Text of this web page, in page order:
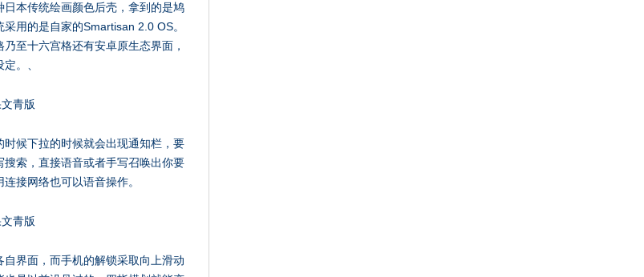
本传统绘画颜色后壳，拿到的是鸠
用的是自家的Smartisan 2.0 OS。
至十六宫格还有安卓原生态界面，
。、
候下拉的时候就会出现通知栏，要
索，直接语音或者手写召唤出你要
接网络也可以语音操作。
界面，而手机的解锁采取向上滑动